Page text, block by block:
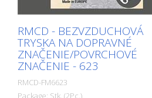
RMCD - BEZVZDUCHOVÁ
TRYSKA NA DOPRAVNÉ
ZNAČENIE/POVRCHOVÉ
ZNAČENIE - 623
RMCD-FM6623
Package: Stk. (2Pc.)